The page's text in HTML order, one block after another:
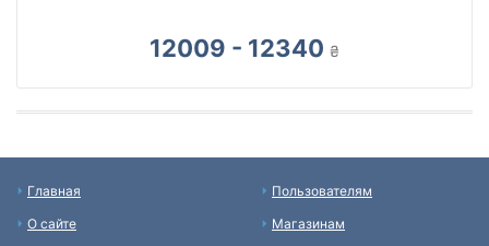
12009 - 12340 ₴
Главная
О сайте
Пользователям
Магазинам